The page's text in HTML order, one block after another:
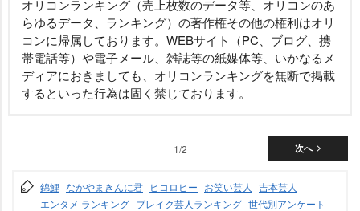
オリコンランキング（売上枚数のデータ等、オリコンのあ
らゆるデータ、ランキング）の著作権その他の権利はオリ
コンに帰属しております。WEBサイト（PC、ブログ、携
帯電話等）や電子メール、雑誌等の紙媒体等、いかなるメ
ディアにおきましても、オリコンランキングを無断で掲載
するといった行為は固く禁じております。
次へ
1/2
錦鯉 なかやまきんに君 ヒコロヒー お笑い芸人
吉本芸人
エンタメ ランキング ブレイク芸人ランキング 世代別アンケート